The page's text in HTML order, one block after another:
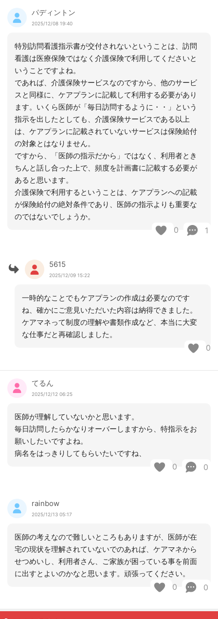
パディントン
2025/12/08 19:40
特別訪問看護指示書が交付されないということは、訪問
看護は医療保険ではなく介護保険で利用してくださいと
いうことですよね。
であれば、介護保険サービスなのですから、他のサービ
スと同様に、ケアプランに記載して利用する必要があり
ます。いくら医師が「毎日訪問するように・・」という
指示を出したとしても、介護保険サービスである以上
は、ケアプランに記載されていないサービスは保険給付
の対象とはなりません。
ですから、「医師の指示だから」ではなく、利用者とき
ちんと話し合った上で、頻度を計画書に記載する必要が
あると思います。
介護保険で利用するということは、ケアプランへの記載
が保険給付の絶対条件であり、医師の指示よりも重要な
のではないでしょうか。
0 1
5615
2025/12/09 15:22
一時的なことでもケアプランの作成は必要なのです
ね、確かにご意見いただいた内容は納得できました。
ケアマネって制度の理解や書類作成など、本当に大変
な仕事だと再確認しました。
0
てるん
2025/12/12 06:25
医師が理解していないかと思います。
毎日訪問したらかなりオーバーしますから、特指示をお
願いしたいですよね。
病名をはっきりしてもらいたいですね、
0 0
rainbow
2025/12/13 05:17
医師の考えなので難しいところもありますが、医師が在
宅の現状を理解されていないでのあれば、ケアマネから
せつめいし、利用者さん、ご家族が困っている事を前面
に出すとよいのかなと思います。頑張ってください。
0 0